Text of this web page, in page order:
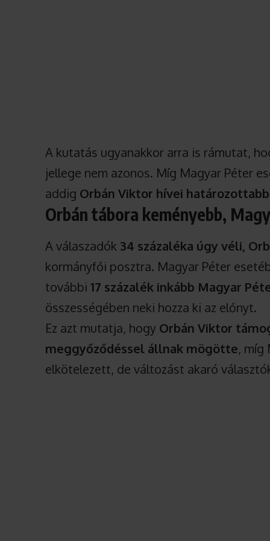
A kutatás ugyanakkor arra is rámutat,
jellege nem azonos. Míg Magyar Péter
addig Orbán Viktor hívei
Orbán tábora keményebb,
A válaszadók 34 százaléka úgy véli,
kormányfői posztra. Magyar Péter
további17 százalék inkább Magyar
összességében neki hozza ki az előnyt.
Ez azt mutatja, hogy Orbán Viktor
meggyőződéssel állnak mögötte, míg
elkötelezett, de változást akaró